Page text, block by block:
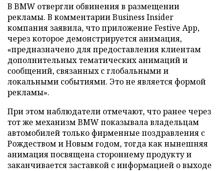
В BMW отвергли обвинения в размещении
рекламы. В комментарии Business Insider
компания заявила, что приложение Festive App,
через которое демонстрируется анимация,
«предназначено для предоставления клиентам
дополнительных тематических анимаций и
сообщений, связанных с глобальными и
локальными событиями. Это не является формой
рекламы».
При этом наблюдатели отмечают, что ранее через
тот же механизм BMW показывала владельцам
автомобилей только фирменные поздравления с
Рождеством и Новым годом, тогда как нынешняя
анимация посвящена стороннему продукту и
заканчивается заставкой с информацией о выходе